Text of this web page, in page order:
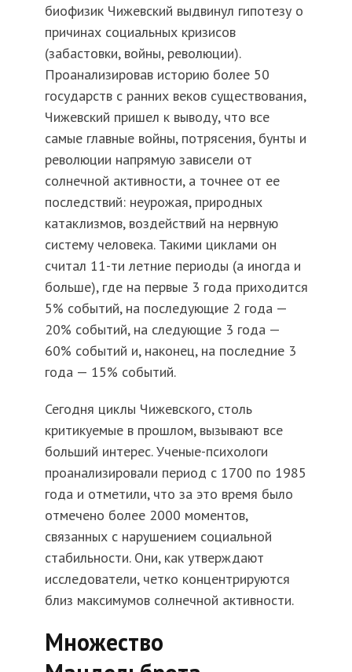
биофизик Чижевский выдвинул гипотезу о
причинах социальных кризисов
(забастовки, войны, революции).
Проанализировав историю более 50
государств с ранних веков существования,
Чижевский пришел к выводу, что все
самые главные войны, потрясения, бунты и
революции напрямую зависели от
солнечной активности, а точнее от ее
последствий: неурожая, природных
катаклизмов, воздействий на нервную
систему человека. Такими циклами он
считал 11-ти летние периоды (а иногда и
больше), где на первые 3 года приходится
5% событий, на последующие 2 года —
20% событий, на следующие 3 года —
60% событий и, наконец, на последние 3
года — 15% событий.
Сегодня циклы Чижевского, столь
критикуемые в прошлом, вызывают все
больший интерес. Ученые-психологи
проанализировали период с 1700 по 1985
года и отметили, что за это время было
отмечено более 2000 моментов,
связанных с нарушением социальной
стабильности. Они, как утверждают
исследователи, четко концентрируются
близ максимумов солнечной активности.
Множество